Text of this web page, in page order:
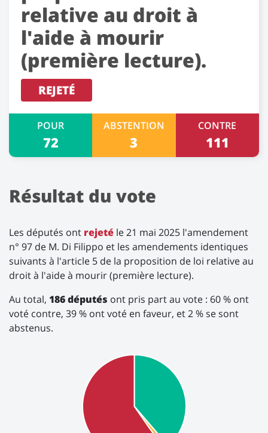
relative au droit à
l'aide à mourir
(première lecture).
REJETÉ
POUR
72
ABSTENTION
3
CONTRE
111
Résultat du vote
Les députés ont rejeté le 21 mai 2025 l'amendement
n° 97 de M. Di Filippo et les amendements identiques
suivants à l'article 5 de la proposition de loi relative au
droit à l'aide à mourir (première lecture).
Au total, 186 députés ont pris part au vote : 60 % ont
voté contre, 39 % ont voté en faveur, et 2 % se sont
abstenus.